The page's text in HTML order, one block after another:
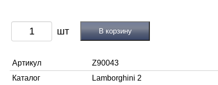
В корзину
Артикул
Z90043
Каталог
Lamborghini 2